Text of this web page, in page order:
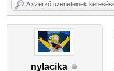
A szerző üzeneteinek
nylacika